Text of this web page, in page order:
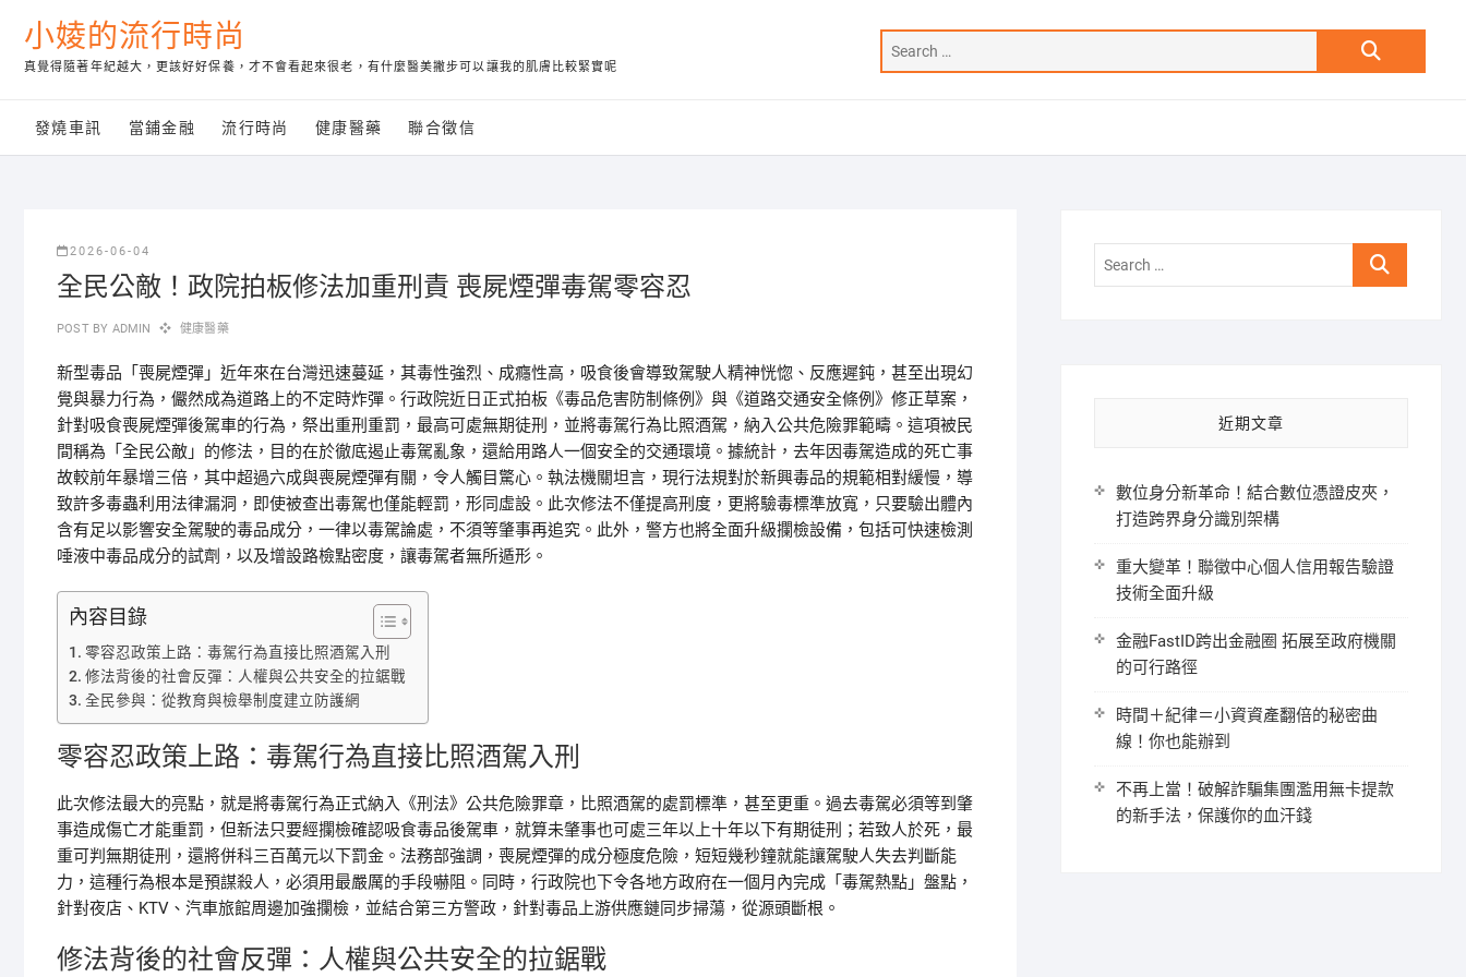
content
小婈的流行時尚
真覺得隨著年紀越大，更該好好保養，才不會看起來很老，有什麼醫美撇步可以讓我的肌膚比較緊實呢
Search
發燒車訊 當鋪金融 流行時尚 健康醫藥 聯合徵信
2026-06-04
全民公敵！政院拍板修法加重刑責 喪屍煙彈毒駕零容忍
POST BY ADMIN 健康醫藥
新型毒品「喪屍煙彈」近年來在台灣迅速蔓延，其毒性強烈、成癮性高，吸食後會導致駕駛人精神恍惚、反應遲鈍，甚至出現幻
覺與暴力行為，儼然成為道路上的不定時炸彈。行政院近日正式拍板《毒品危害防制條例》與《道路交通安全條例》修正草案，
針對吸食喪屍煙彈後駕車的行為，祭出重刑重罰，最高可處無期徒刑，並將毒駕行為比照酒駕，納入公共危險罪範疇。這項被民
間稱為「全民公敵」的修法，目的在於徹底遏止毒駕亂象，還給用路人一個安全的交通環境。據統計，去年因毒駕造成的死亡事
故較前年暴增三倍，其中超過六成與喪屍煙彈有關，令人觸目驚心。執法機關坦言，現行法規對於新興毒品的規範相對緩慢，導
致許多毒蟲利用法律漏洞，即使被查出毒駕也僅能輕罰，形同虛設。此次修法不僅提高刑度，更將驗毒標準放寬，只要驗出體內
含有足以影響安全駕駛的毒品成分，一律以毒駕論處，不須等肇事再追究。此外，警方也將全面升級攔檢設備，包括可快速檢測
唾液中毒品成分的試劑，以及增設路檢點密度，讓毒駕者無所遁形。
內容目錄
零容忍政策上路：毒駕行為直接比照酒駕入刑
修法背後的社會反彈：人權與公共安全的拉鋸戰
全民參與：從教育與檢舉制度建立防護網
零容忍政策上路：毒駕行為直接比照酒駕入刑
此次修法最大的亮點，就是將毒駕行為正式納入《刑法》公共危險罪章，比照酒駕的處罰標準，甚至更重。過去毒駕必須等到肇
事造成傷亡才能重罰，但新法只要經攔檢確認吸食毒品後駕車，就算未肇事也可處三年以上十年以下有期徒刑；若致人於死，最
重可判無期徒刑，還將併科三百萬元以下罰金。法務部強調，喪屍煙彈的成分極度危險，短短幾秒鐘就能讓駕駛人失去判斷能
力，這種行為根本是預謀殺人，必須用最嚴厲的手段嚇阻。同時，行政院也下令各地方政府在一個月內完成「毒駕熱點」盤點，
針對夜店、KTV、汽車旅館周邊加強攔檢，並結合第三方警政，針對毒品上游供應鏈同步掃蕩，從源頭斷根。
修法背後的社會反彈：人權與公共安全的拉鋸戰
Search
近期文章
數位身分新革命！結合數位憑證皮夾，
打造跨界身分識別架構
重大變革！聯徵中心個人信用報告驗證
技術全面升級
金融FastID跨出金融圈 拓展至政府機關
的可行路徑
時間＋紀律＝小資資產翻倍的秘密曲
線！你也能辦到
不再上當！破解詐騙集團濫用無卡提款
的新手法，保護你的血汗錢